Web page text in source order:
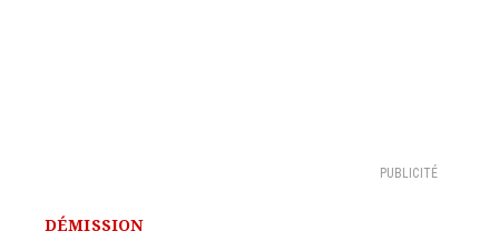
PUBLICITÉ
DÉMISSION